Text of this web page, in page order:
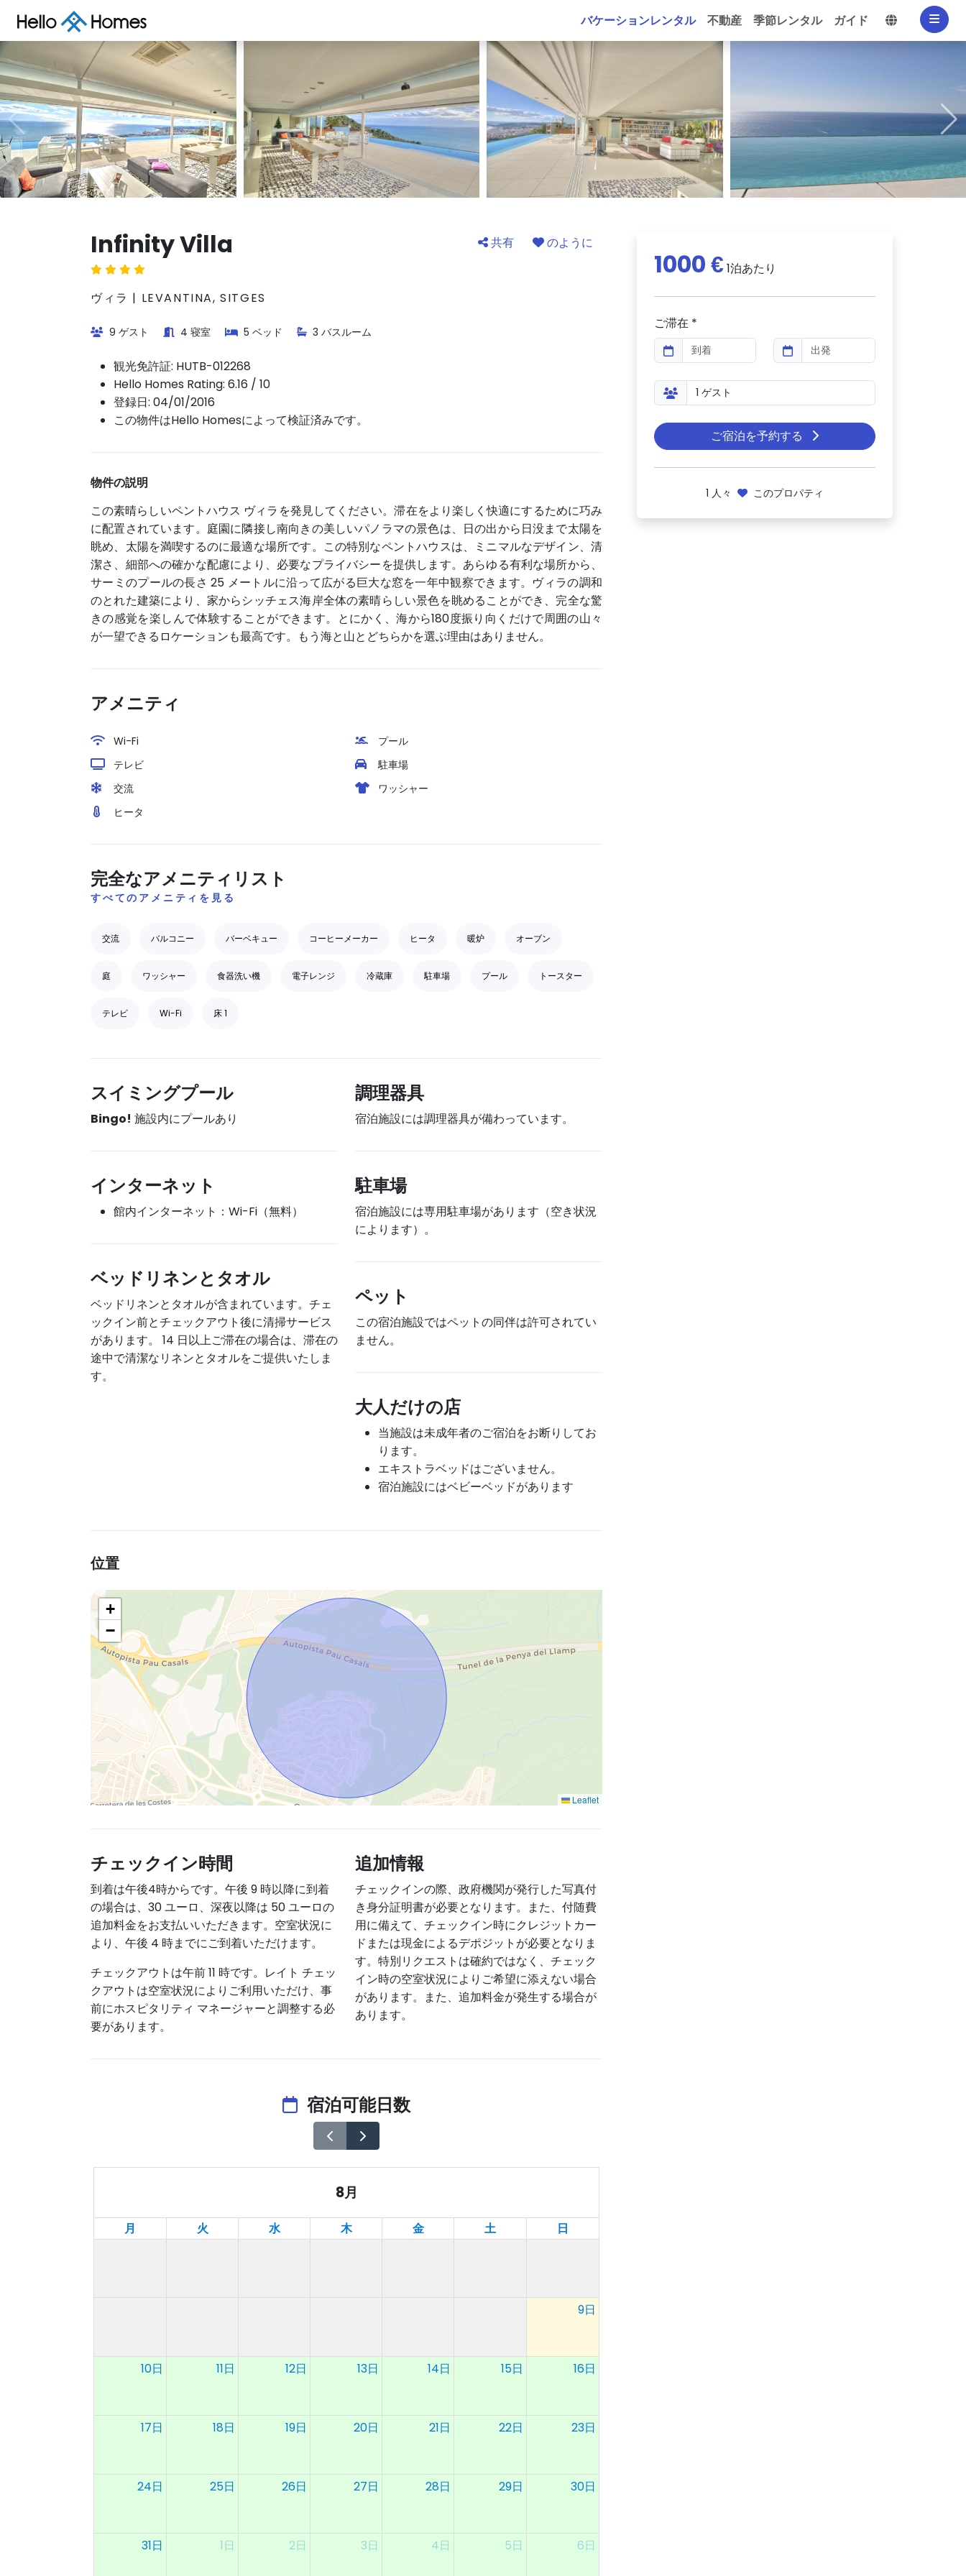
バケーションレンタル 不動産 季節レンタル ガイド 言語を選択
Infinity Villa 共有 のように
ヴィラ | LEVANTINA, SITGES
9 ゲスト 4 寝室 5 ベッド 3 バスルーム
観光免許証: HUTB-012268
Hello Homes Rating: 6.16 / 10
登録日: 04/01/2016
この物件はHello Homesによって検証済みです。
物件の説明
この素晴らしいペントハウス ヴィラを発見してください。滞在をより楽しく快適にするために巧み
に配置されています。庭園に隣接し南向きの美しいパノラマの景色は、日の出から日没まで太陽を
眺め、太陽を満喫するのに最適な場所です。この特別なペントハウスは、ミニマルなデザイン、清
潔さ、細部への確かな配慮により、必要なプライバシーを提供します。あらゆる有利な場所から、
サーミのプールの長さ 25 メートルに沿って広がる巨大な窓を一年中観察できます。ヴィラの調和
のとれた建築により、家からシッチェス海岸全体の素晴らしい景色を眺めることができ、完全な驚
きの感覚を楽しんで体験することができます。とにかく、海から180度振り向くだけで周囲の山々
が一望できるロケーションも最高です。もう海と山とどちらかを選ぶ理由はありません。
アメニティ
Wi-Fi
テレビ
交流
ヒータ
プール
駐車場
ワッシャー
完全なアメニティリスト
すべてのアメニティを見る
交流 バルコニー バーベキュー コーヒーメーカー ヒータ 暖炉 オーブン
庭 ワッシャー 食器洗い機 電子レンジ 冷蔵庫 駐車場 プール トースター
テレビ Wi-Fi 床 1
スイミングプール
Bingo! 施設内にプールあり
インターネット
館内インターネット：Wi-Fi（無料）
ベッドリネンとタオル
ベッドリネンとタオルが含まれています。チェ
ックイン前とチェックアウト後に清掃サービス
があります。 14 日以上ご滞在の場合は、滞在の
途中で清潔なリネンとタオルをご提供いたしま
す。
調理器具
宿泊施設には調理器具が備わっています。
駐車場
宿泊施設には専用駐車場があります（空き状況
によります）。
ペット
この宿泊施設ではペットの同伴は許可されてい
ません。
大人だけの店
当施設は未成年者のご宿泊をお断りしてお
ります。
エキストラベッドはございません。
宿泊施設にはベビーベッドがあります
位置
+
−
Leaflet
チェックイン時間
到着は午後4時からです。午後 9 時以降に到着
の場合は、30 ユーロ、深夜以降は 50 ユーロの
追加料金をお支払いいただきます。空室状況に
より、午後 4 時までにご到着いただけます。
チェックアウトは午前 11 時です。レイト チェッ
クアウトは空室状況によりご利用いただけ、事
前にホスピタリティ マネージャーと調整する必
要があります。
追加情報
チェックインの際、政府機関が発行した写真付
き身分証明書が必要となります。また、付随費
用に備えて、チェックイン時にクレジットカー
ドまたは現金によるデポジットが必要となりま
す。特別リクエストは確約ではなく、チェック
イン時の空室状況によりご希望に添えない場合
があります。また、追加料金が発生する場合が
あります。
宿泊可能日数
8月
月 火 水 木 金 土 日
9日
10日 11日 12日 13日 14日 15日 16日
17日 18日 19日 20日 21日 22日 23日
24日 25日 26日 27日 28日 29日 30日
31日 1日 2日 3日 4日 5日 6日
1000 € 1泊あたり
ご滞在 *
ご宿泊を予約する
1 人々 このプロパティ